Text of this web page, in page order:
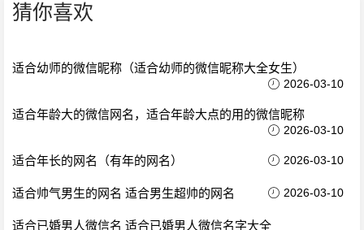
猜你喜欢
适合幼师的微信昵称（适合幼师的微信昵称大全女生）
2026-03-10
适合年龄大的微信网名，适合年龄大点的用的微信昵称
2026-03-10
适合年长的网名（有年的网名） 2026-03-10
适合帅气男生的网名 适合男生超帅的网名 2026-03-10
适合已婚男人微信名 适合已婚男人微信名字大全